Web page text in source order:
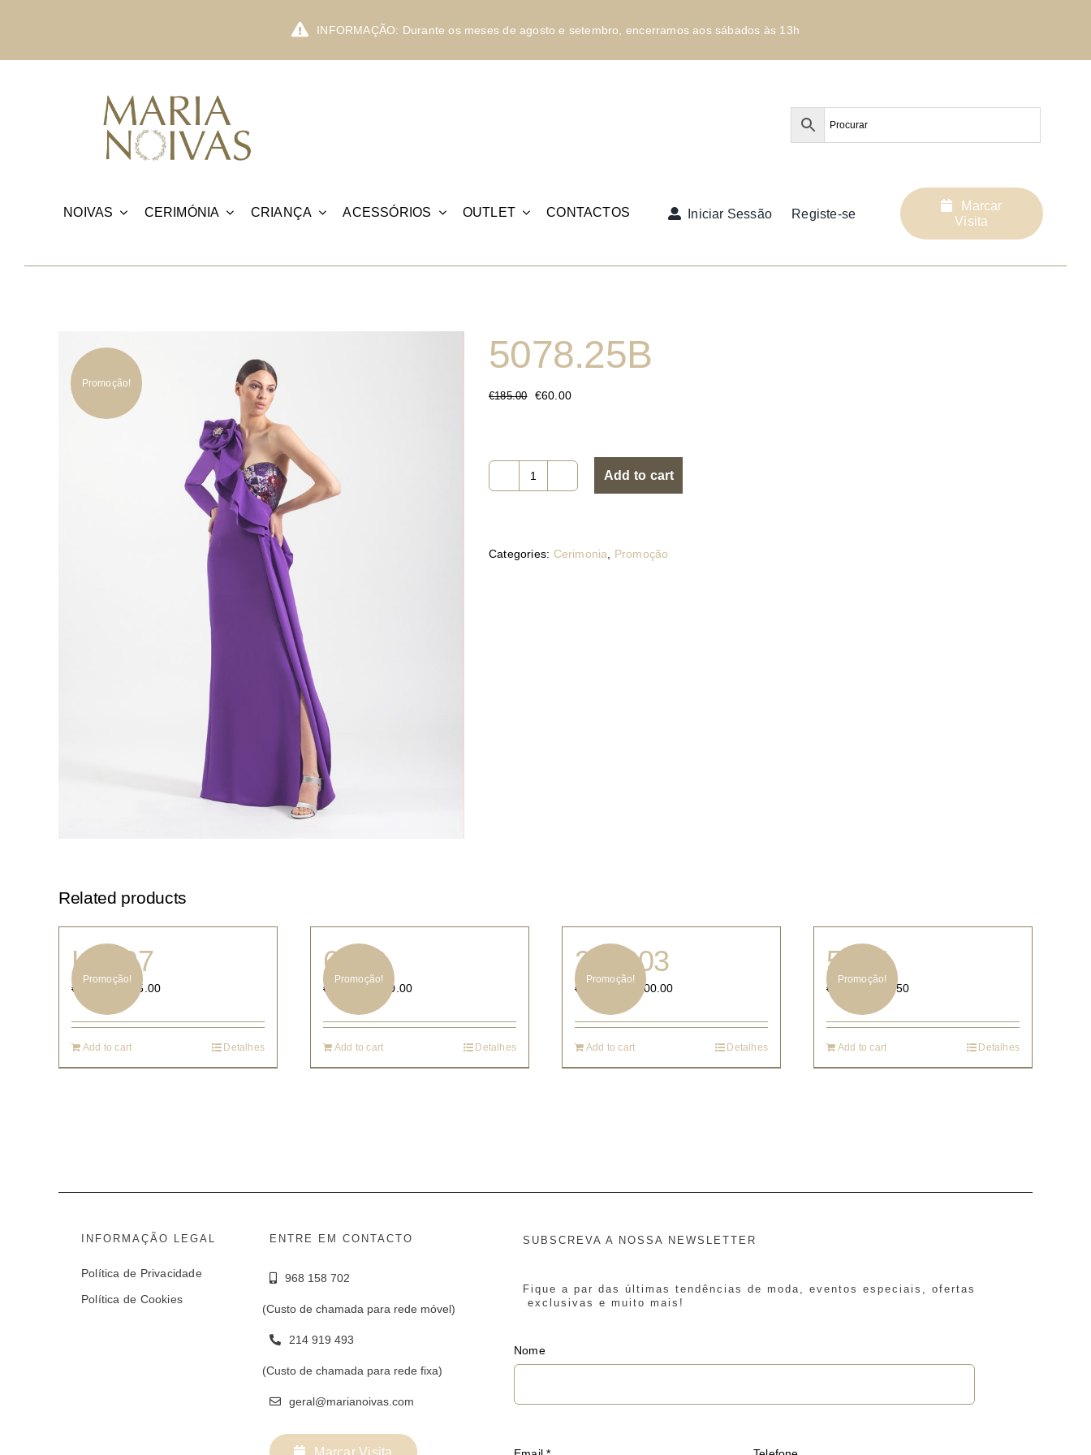
INFORMAÇÃO: Durante os meses de agosto e setembro, encerramos aos sábados às 13h
NOIVAS CERIMÓNIA CRIANÇA ACESSÓRIOS OUTLET CONTACTOS Iniciar Sessão Registe-se
Marcar
Visita
Promoção!
5078.25B
€185.00 €60.00
5078.25B
Add to cart
Categories: Cerimonia Promoção
Related products
Promoção!
K3397
€ 165.00
Add to cart Detalhes
Promoção!
6308
€ 500.00
Add to cart Detalhes
Promoção!
217203
€ 1,320.00 700.00
Add to cart Detalhes
Promoção!
5584
€ 77.50
Add to cart Detalhes
INFORMAÇÃO LEGAL
Política de Privacidade
Política de Cookies
ENTRE EM CONTACTO
968 158 702
(Custo de chamada para rede móvel)
214 919 493
(Custo de chamada para rede fixa)
geral@marianoivas.com
Marcar Visita
SUBSCREVA A NOSSA NEWSLETTER
Fique a par das últimas tendências de moda, eventos especiais, ofertas
exclusivas e muito mais!
Nome